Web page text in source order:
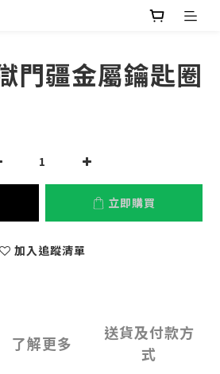
門疆金屬鑰匙圈
立即購買
加入追蹤清單
了解更多
送貨及付款方
式